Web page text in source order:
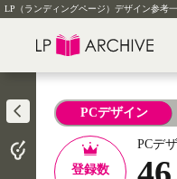
LP（ランディングページ）デザイン参考
PCデザイン
登録数
PCデ